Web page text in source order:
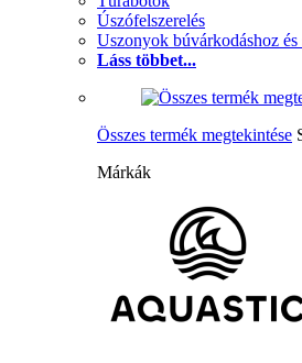
Úszófelszerelés
Uszonyok búvárkodáshoz
Láss többet...
Összes termék megtekintése
Márkák